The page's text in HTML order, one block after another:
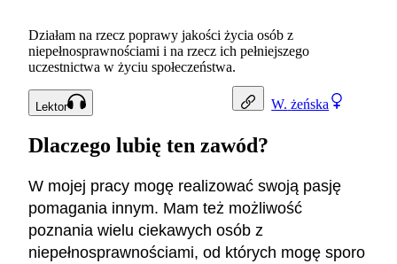
W. żeńska
Działam na rzecz poprawy jakości życia osób z
niepełnosprawnościami i na rzecz ich pełniejszego
uczestnictwa w życiu społeczeństwa.
Lektor
Dlaczego lubię ten zawód?
W mojej pracy mogę realizować swoją pasję
pomagania innym. Mam też możliwość
poznania wielu ciekawych osób z
niepełnosprawnościami, od których mogę sporo